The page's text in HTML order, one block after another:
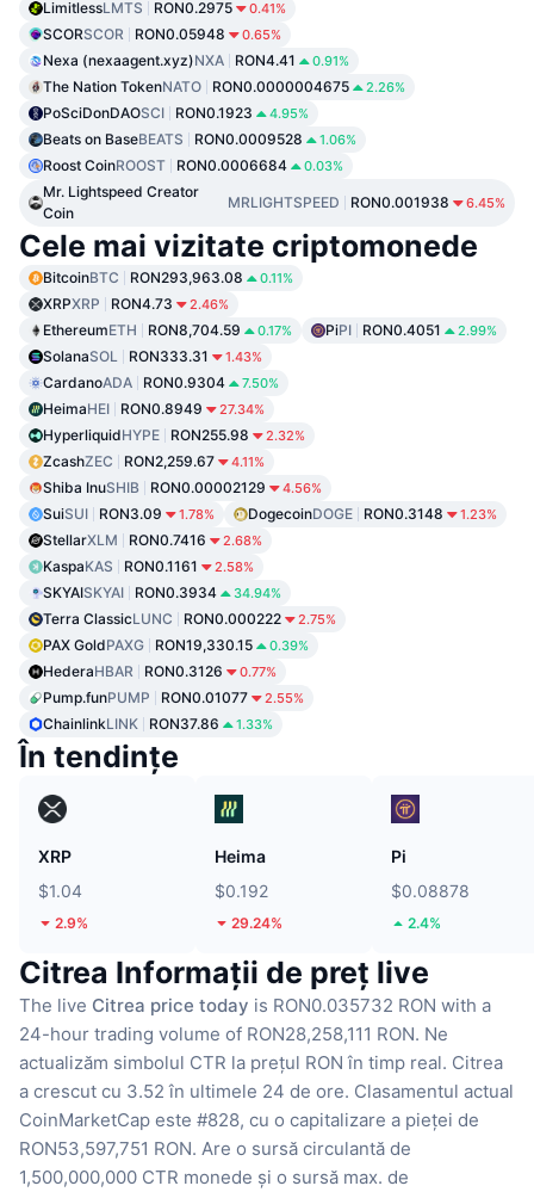
LimitlessLMTS RON0.2975 0.41%
SCORSCOR RON0.05948 0.65%
Nexa (nexaagent.xyz)NXA RON4.41 0.91%
The Nation TokenNATO RON0.0000004675 2.26%
PoSciDonDAOSCI RON0.1923 4.95%
Beats on BaseBEATS RON0.0009528 1.06%
Roost CoinROOST RON0.0006684 0.03%
Mr. Lightspeed Creator
Coin
MRLIGHTSPEED RON0.001938 6.45%
Cele mai vizitate criptomonede
BitcoinBTC RON293,963.08 0.11%
XRPXRP RON4.73 2.46%
EthereumETH RON8,704.59 0.17% PiPI RON0.4051 2.99%
SolanaSOL RON333.31 1.43%
CardanoADA RON0.9304 7.50%
HeimaHEI RON0.8949 27.34%
HyperliquidHYPE RON255.98 2.32%
ZcashZEC RON2,259.67 4.11%
Shiba InuSHIB RON0.00002129 4.56%
SuiSUI RON3.09 1.78% DogecoinDOGE RON0.3148 1.23%
StellarXLM RON0.7416 2.68%
KaspaKAS RON0.1161 2.58%
SKYAISKYAI RON0.3934 34.94%
Terra ClassicLUNC RON0.000222 2.75%
PAX GoldPAXG RON19,330.15 0.39%
HederaHBAR RON0.3126 0.77%
Pump.funPUMP RON0.01077 2.55%
ChainlinkLINK RON37.86 1.33%
În tendințe
XRP
$1.04
2.9%
Heima
$0.192
29.24%
Pi
$0.08878
2.4%
Citrea Informații de preț live
The live Citrea price today is RON0.035732 RON with a
24-hour trading volume of RON28,258,111 RON. Ne
actualizăm simbolul CTR la prețul RON în timp real. Citrea
a crescut cu 3.52 în ultimele 24 de ore. Clasamentul actual
CoinMarketCap este #828, cu o capitalizare a pieței de
RON53,597,751 RON. Are o sursă circulantă de
1,500,000,000 CTR monede și o sursă max. de